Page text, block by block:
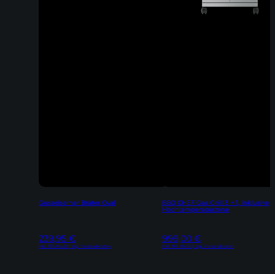
Gusseiserner Bräter Oval
239,95 €
Inkl. 19% MwSt | zzgl. Versandkosten
BBQ CHEF Gas Grill 3 + 1, inklusive
Hochtemperaturzone
999,00 €
Inkl. 19% MwSt | zzgl. Versandkosten